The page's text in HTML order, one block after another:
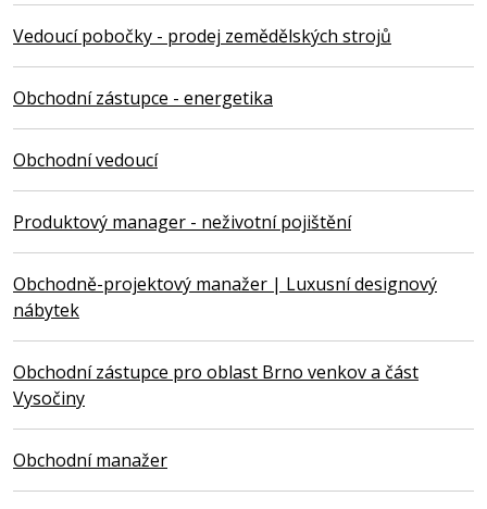
Vedoucí pobočky - prodej zemědělských strojů
Obchodní zástupce - energetika
Obchodní vedoucí
Produktový manager - neživotní pojištění
Obchodně-projektový manažer | Luxusní designový
nábytek
Obchodní zástupce pro oblast Brno venkov a část
Vysočiny
Obchodní manažer